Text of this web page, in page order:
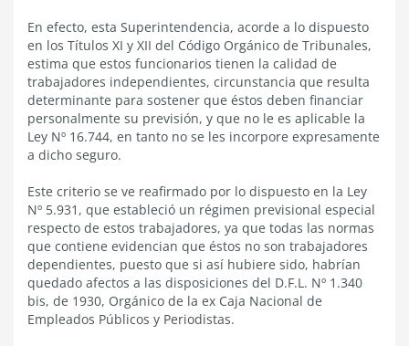
En efecto, esta Superintendencia, acorde a lo dispuesto
en los Títulos XI y XII del Código Orgánico de Tribunales,
estima que estos funcionarios tienen la calidad de
trabajadores independientes, circunstancia que resulta
determinante para sostener que éstos deben financiar
personalmente su previsión, y que no le es aplicable la
Ley Nº 16.744, en tanto no se les incorpore expresamente
a dicho seguro.
Este criterio se ve reafirmado por lo dispuesto en la Ley
Nº 5.931, que estableció un régimen previsional especial
respecto de estos trabajadores, ya que todas las normas
que contiene evidencian que éstos no son trabajadores
dependientes, puesto que si así hubiere sido, habrían
quedado afectos a las disposiciones del D.F.L. Nº 1.340
bis, de 1930, Orgánico de la ex Caja Nacional de
Empleados Públicos y Periodistas.